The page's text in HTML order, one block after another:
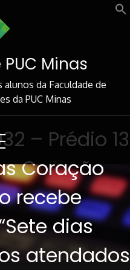
Minas
da Faculdade de
da PUC Minas
– Prédio 13
Coração
recebe
dias
atendados